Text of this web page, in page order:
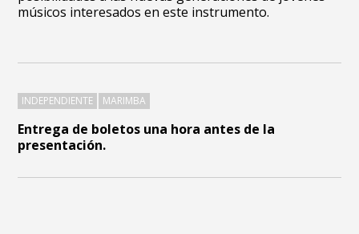
Entrega de boletos una hora antes de la
presentación.
músicos interesados en este instrumento.
INDEPENDIENTE MARIMBA